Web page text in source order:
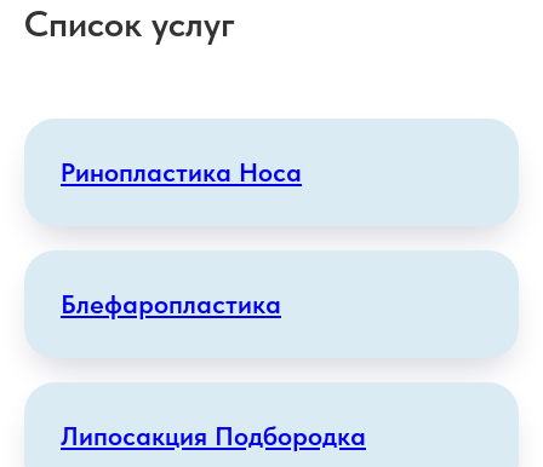
Список услуг
Ринопластика Носа
Блефаропластика
Липосакция Подбородка